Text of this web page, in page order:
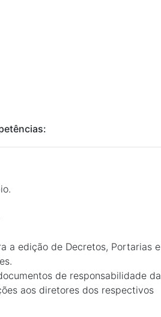
a edição de Decretos, Portarias e
de responsabilidade da
aos diretores dos respectivos